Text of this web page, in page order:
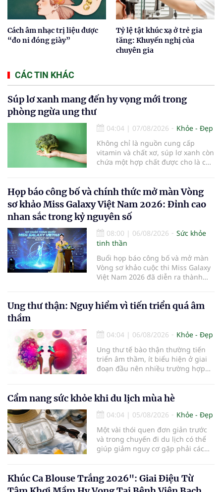
Cách âm nhạc trị liệu được
“đo ni đóng giày”
Tỷ lệ tật khúc xạ ở trẻ gia
tăng: Khuyến nghị của
chuyên gia
CÁC TIN KHÁC
Súp lơ xanh mang đến hy vọng mới trong
phòng ngừa ung thư
04:04 | 07/08/2026
Khỏe - Đẹp
Không chỉ là nguồn cung cấp
vitamin và chất xơ, súp lơ xanh còn
chứa một hợp chất được cho là có
Họp báo công bố và chính thức mở màn Vòng
sơ khảo Miss Galaxy Việt Nam 2026: Đỉnh cao
nhan sắc trong kỷ nguyên số
08:00 | 06/08/2026
Sức khỏe
tinh thần
Buổi họp báo công bố và mở màn
Vòng sơ khảo cuộc thi Miss Galaxy
Việt Nam 2026 đã diễn ra thành
sắc quy mô, khác biệt và tiên
lĩnh, Văn hóa và Công nghệ số
Ung thư thận: Nguy hiểm vì tiến triển quá âm
thầm
04:04 | 06/08/2026
Khỏe - Đẹp
Ung thư tế bào thận thường tiến
triển âm thầm, ít biểu hiện ở giai
đoạn đầu nên nhiều trường hợp
Trường hợp một bệnh nhân 79 tuổi
có khối u tăng gấp đôi kích thước
chỉ sau 4 tháng theo dõi là lời cảnh
báo về sự cần thiết của việc khám
sức khỏe định kỳ, đặc biệt ở người
cao tuổi.
Cẩm nang sức khỏe khi du lịch mùa hè
04:04 | 05/08/2026
Khỏe - Đẹp
Một vài thói quen đơn giản trước
và trong chuyến đi du lịch có thể
giúp giảm nguy cơ gặp phải các
Khúc Ca Blouse Trắng 2026": Giai Điệu Từ